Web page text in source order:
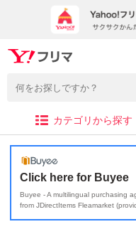
カテゴリから探す
Click here for Buyee
Buyee - A multilingual purchasing
from JDirectItems Fleamarket